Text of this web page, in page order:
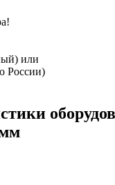
или
России)